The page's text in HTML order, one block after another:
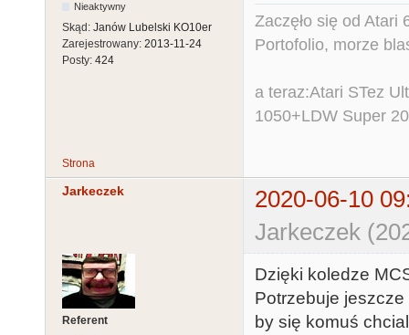
Nieaktywny
Skąd: Janów Lubelski KO10er
Zarejestrowany: 2013-11-24
Posty: 424
Zaczęło się od Atari
Portofolio, morze
a teraz:Atari STez
1050+LDW Super
Strona
Jarkeczek
2020-06-10
Jarkeczek
Referent
Dzięki koledze
Potrzebuje
by się komuś